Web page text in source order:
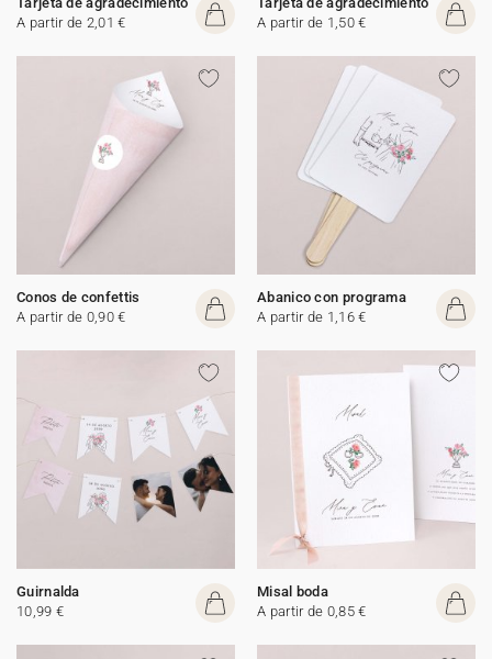
A partir de 2,01 €
A partir de 1,50 €
Conos de confettis
A partir de 0,90 €
Abanico con programa
A partir de 1,16 €
Guirnalda
10,99 €
Misal boda
A partir de 0,85 €